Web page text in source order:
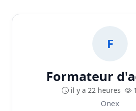
F
Formateur
il y a 22 heures
Onex